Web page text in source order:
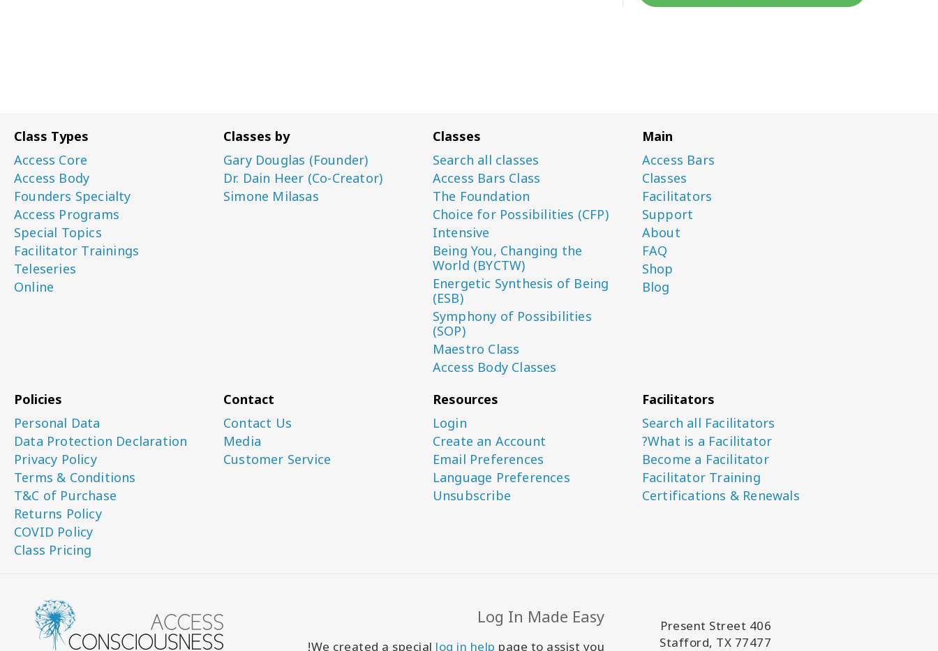
Main
Access Bars
Classes
Facilitators
Support
About
FAQ
Shop
Blog
Classes
Search all classes
Access Bars Class
The Foundation
Choice for Possibilities (CFP)
Intensive
Being You, Changing the
World (BYCTW)
Energetic Synthesis of Being
(ESB)
Symphony of Possibilities
(SOP)
Maestro Class
Access Body Classes
Classes by
Gary Douglas (Founder)
Dr. Dain Heer (Co-Creator)
Simone Milasas
Class Types
Access Core
Access Body
Founders Specialty
Access Programs
Special Topics
Facilitator Trainings
Teleseries
Online
Facilitators
Search all Facilitators
What is a Facilitator?
Become a Facilitator
Facilitator Training
Certifications & Renewals
Resources
Login
Create an Account
Email Preferences
Language Preferences
Unsubscribe
Contact
Contact Us
Media
Customer Service
Policies
Personal Data
Data Protection Declaration
Privacy Policy
Terms & Conditions
T&C of Purchase
Returns Policy
COVID Policy
Class Pricing
Log In Made Easy
We created a special log in help page to assist you!
406 Present Street
Stafford, TX 77477